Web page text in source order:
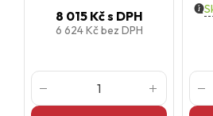
8 015 Kčs DPH
6 624 Kčbez DPH